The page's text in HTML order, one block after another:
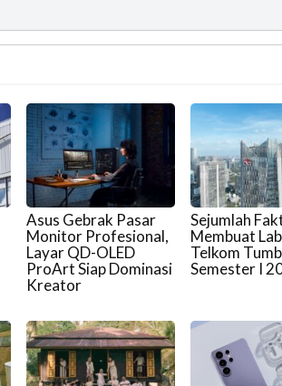
Asus Gebrak Pasar
Monitor Profesional,
Layar QD-OLED
ProArt Siap Dominasi
Kreator
Sejumlah
Membuat
Telkom
Semester I